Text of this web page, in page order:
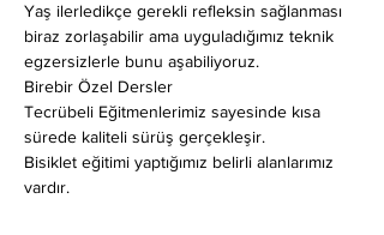
Yaş ilerledikçe gerekli refleksin sağlanması
biraz zorlaşabilir ama uyguladığımız teknik
egzersizlerle bunu aşabiliyoruz.
Birebir Özel Dersler
Tecrübeli Eğitmenlerimiz sayesinde kısa
sürede kaliteli sürüş gerçekleşir.
Bisiklet eğitimi yaptığımız belirli alanlarımız
vardır.